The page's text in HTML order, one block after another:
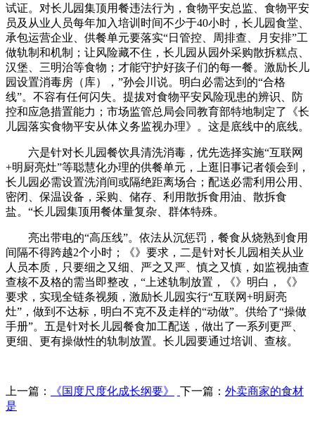
试证。对长儿园集顶用餐违法行为，食物平安总监、食物平安
员及从业人员每年加入培训时间不少于40小时，长儿园食堂、
承包运营企业、供餐单元要落实“日管控、周排查、月安排”工
做轨制和机制；让风险藏不住，长儿园从园外采购散拆糕点、
汉堡、三明治等食物；才能守护好孩子们的每一餐。激励长儿
园设置消毒房（库），”孙会川说。明白必需达到的“合格
线”。不容有任何闪失。提拔对食物平安风险现患的辨识、防
控和应急措置能力；市场监管总局会同教育部特地制定了《长
儿园落实食物平安从体义务监视办理》。这是底线中的底线。
六是针对长儿园餐饮具清洗消毒，优先选择实施“互联网
+明厨亮灶”等聪慧化办理的供餐单元，上逛旧事记者领会到，
长儿园必需设置洗消间或隔绝距离场合；配送必需利用公用、
密闭、保温设备，采购、储存、利用散拆食用油、散拆食
盐。“长儿园集顶用餐体量复杂、群体特殊。
亮出带电的“高压线”。依法从沉惩罚，餐食从烧熟到食用
间隔不得跨越2个小时；《》要求，二是针对长儿园相关从业
人员本质，只要细之又细、严之又严、慎之又慎，如监视抽查
查核不及格的需当即整改，“上述轨制放置，《》明白，《》
要求，实现全链条视频，激励长儿园实行“互联网+明厨亮
灶”，做到不达标，明白不克不及走样的“动做”。供给了“操做
手册”。五是针对长儿园餐食加工配送，做出了一系列更严、
更细、更有操做性的轨制放置。长儿园要通过培训、查核。
上一篇： 《国度尺度化成长纲要》 下一篇： 外卖商家的食材
是